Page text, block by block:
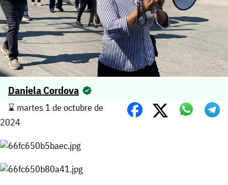
Daniela Cordova
⌛️ martes 1 de octubre de
2024